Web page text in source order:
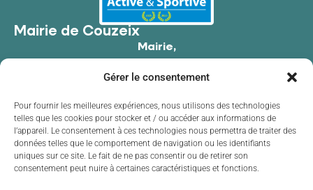
Gérer le consentement
Pour fournir les meilleures expériences, nous utilisons des technologies
telles que les cookies pour stocker et / ou accéder aux informations de
l’appareil. Le consentement à ces technologies nous permettra de traiter des
données telles que le comportement de navigation ou les identifiants
uniques sur ce site. Le fait de ne pas consentir ou de retirer son
consentement peut nuire à certaines caractéristiques et fonctions.
Mairie de Couzeix
Mairie,
87270 Couzeix
05 55 39 34 09
Contacter la mairie
Horaires d'ouverture
Lundide 8h30 à 12h00 et de 13h30 à 17h30
Mardi
de 8h30 à 12h00 et de 13h30 à 17h30